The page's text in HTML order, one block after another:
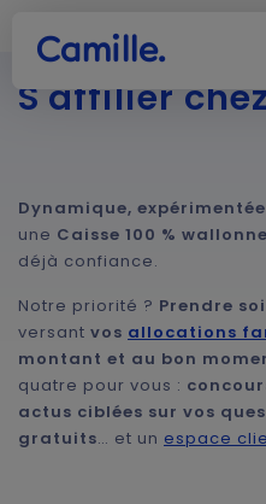
Camille.
S'affilier
Dynamique,
une Caisse 100 % wallonne
déjà confiance.
Notre priorité ? Prendre
versant vos allocations
montant et au bon
quatre pour vous :
actus ciblées sur vos
gratuits… et un espace